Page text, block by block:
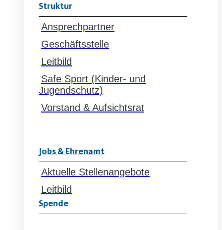
Struktur
Ansprechpartner
Geschäftsstelle
Leitbild
Safe Sport (Kinder- und
Jugendschutz)
Vorstand & Aufsichtsrat
Jobs & Ehrenamt
Aktuelle Stellenangebote
Leitbild
Spende